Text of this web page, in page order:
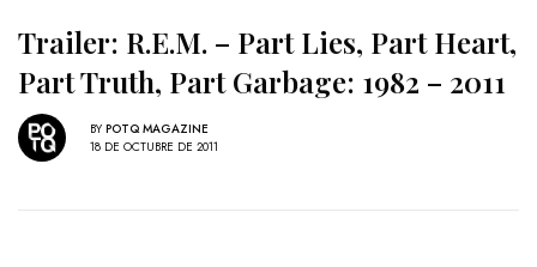
Trailer: R.E.M. – Part Lies, Part Heart,
Part Truth, Part Garbage: 1982 – 2011
BY POTQ MAGAZINE
18 DE OCTUBRE DE 2011